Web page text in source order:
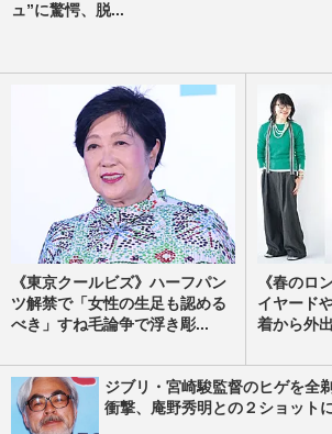
ュ”に驚愕、脱...
《東京クールビズ》ハーフパン
ツ解禁で「女性の生足も認める
べき」すね毛論争で浮き彫...
《春のロ
イヤード
着から外
ジブリ・宮崎駿監督のヒゲを全
衝撃、庵野秀明との２ショット